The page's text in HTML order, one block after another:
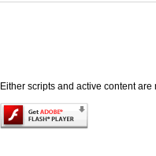
Either scripts and active content